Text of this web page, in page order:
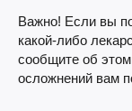
Важно! Если вы
какой-либо
сообщите об
осложнений вам